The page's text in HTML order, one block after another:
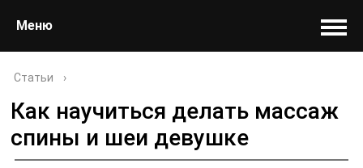
Меню
Статьи ›
Как научиться делать массаж
спины и шеи девушке